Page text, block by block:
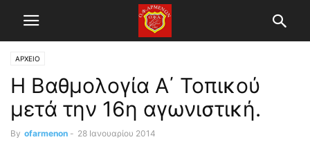
ΑΡΧΕΙΟ
H Βαθμολογία Α΄ Τοπικού
μετά την 16η αγωνιστική.
By ofarmenon - 28 Ιανουαρίου 2014